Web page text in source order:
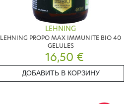
LEHNING
LEHNING PROPO MAX IMMUNITE BIO 40
GELULES
16,50 €
ДОБАВИТЬ В КОРЗИНУ